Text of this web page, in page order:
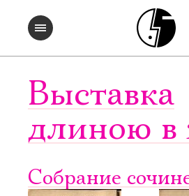
Выставка
длиною в
Собрание